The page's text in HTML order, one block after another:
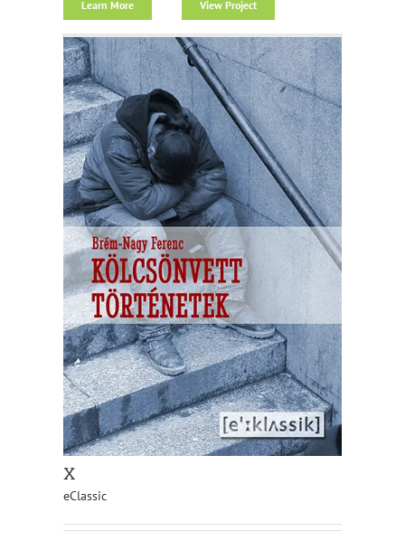
Learn More View Project
X
eClassic